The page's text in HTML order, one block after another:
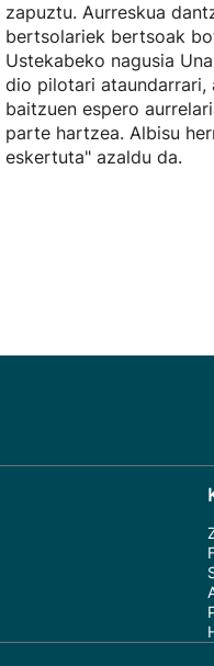
zapuztu. Aurreskua
bertsolariek bertsoak
Ustekabeko nagusia
dio pilotari ataundarrari,
baitzuen espero
parte hartzea. Albisu
eskertuta" azaldu da.